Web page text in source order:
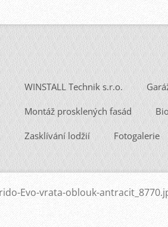
WINSTALL Technik s.r.o.
Montáž prosklených fasád
Zasklívání lodžií Fotogalerie
Evo-vrata-oblouk-